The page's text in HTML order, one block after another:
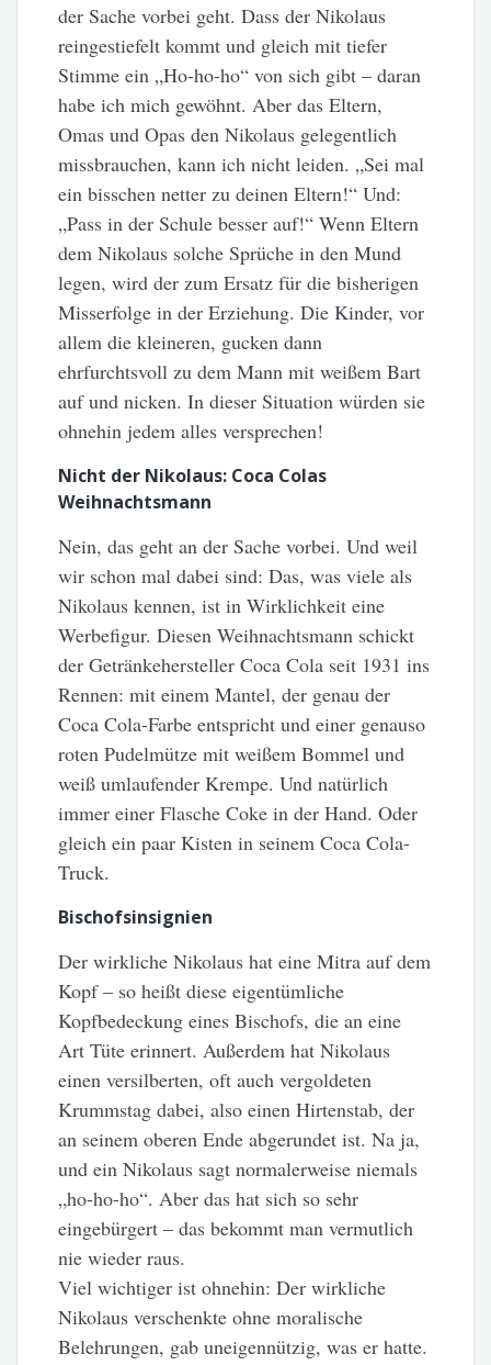
der Sache vorbei geht. Dass der Nikolaus
reingestiefelt kommt und gleich mit tiefer
Stimme ein „Ho-ho-ho“ von sich gibt – daran
habe ich mich gewöhnt. Aber das Eltern,
Omas und Opas den Nikolaus gelegentlich
missbrauchen, kann ich nicht leiden. „Sei mal
ein bisschen netter zu deinen Eltern!“ Und:
„Pass in der Schule besser auf!“ Wenn Eltern
dem Nikolaus solche Sprüche in den Mund
legen, wird der zum Ersatz für die bisherigen
Misserfolge in der Erziehung. Die Kinder, vor
allem die kleineren, gucken dann
ehrfurchtsvoll zu dem Mann mit weißem Bart
auf und nicken. In dieser Situation würden sie
ohnehin jedem alles versprechen!
Nicht der Nikolaus: Coca Colas
Weihnachtsmann
Nein, das geht an der Sache vorbei. Und weil
wir schon mal dabei sind: Das, was viele als
Nikolaus kennen, ist in Wirklichkeit eine
Werbefigur. Diesen Weihnachtsmann schickt
der Getränkehersteller Coca Cola seit 1931 ins
Rennen: mit einem Mantel, der genau der
Coca Cola-Farbe entspricht und einer genauso
roten Pudelmütze mit weißem Bommel und
weiß umlaufender Krempe. Und natürlich
immer einer Flasche Coke in der Hand. Oder
gleich ein paar Kisten in seinem Coca Cola-
Truck.
Bischofsinsignien
Der wirkliche Nikolaus hat eine Mitra auf dem
Kopf – so heißt diese eigentümliche
Kopfbedeckung eines Bischofs, die an eine
Art Tüte erinnert. Außerdem hat Nikolaus
einen versilberten, oft auch vergoldeten
Krummstag dabei, also einen Hirtenstab, der
an seinem oberen Ende abgerundet ist. Na ja,
und ein Nikolaus sagt normalerweise niemals
„ho-ho-ho“. Aber das hat sich so sehr
eingebürgert – das bekommt man vermutlich
nie wieder raus.
Viel wichtiger ist ohnehin: Der wirkliche
Nikolaus verschenkte ohne moralische
Belehrungen, gab uneigennützig, was er hatte.